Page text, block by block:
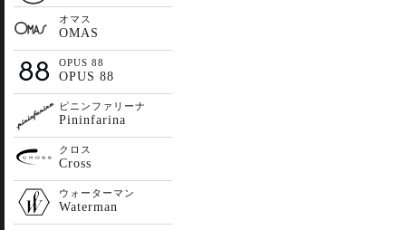
オマス
OMAS
OPUS 88
OPUS 88
ピニンファリーナ
Pininfarina
クロス
Cross
ウォーターマン
Waterman